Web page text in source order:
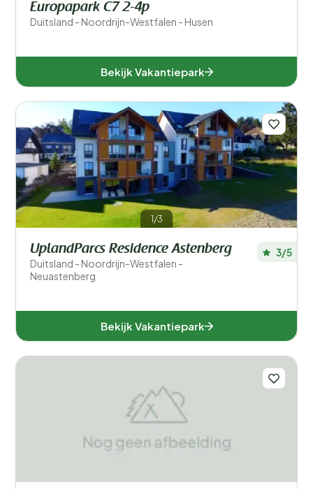
Europapark C7 2-4p
Duitsland - Noordrijn-Westfalen - Husen
Bekijk Vakantiepark
1/3
UplandParcs Residence Astenberg
Duitsland - Noordrijn-Westfalen -
Neuastenberg
3/5
Bekijk Vakantiepark